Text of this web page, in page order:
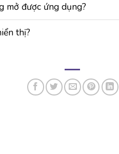
mở được ứng dụng?
thị?